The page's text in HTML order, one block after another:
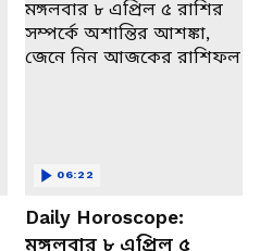
Daily Horoscope:
মঙ্গলবার ৮ এপ্রিল ৫
06:22